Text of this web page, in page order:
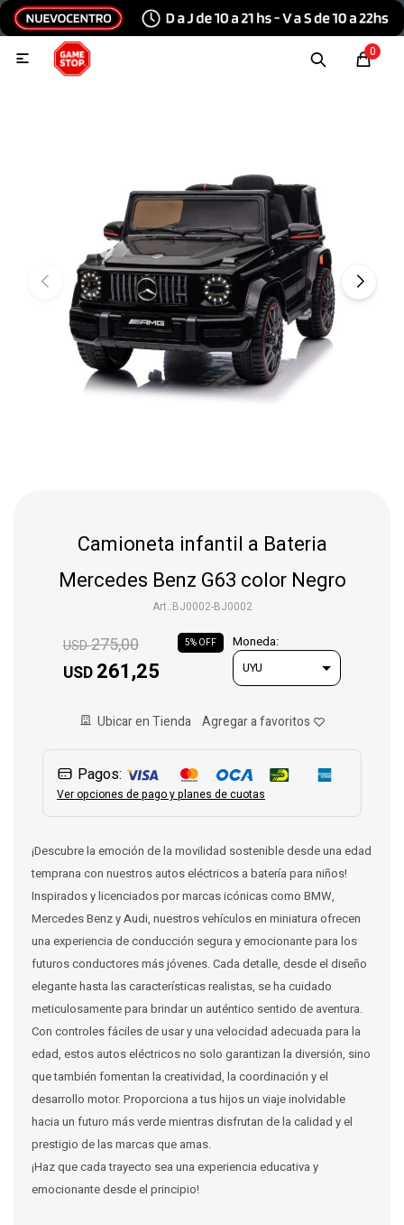
0

Camioneta infantil a Bateria
Mercedes Benz G63 color Negro
BJ0002-BJ0002
USD 261,25
USD275,00 5 Moneda:
Ubicar en Tienda
Pagos:
Ver opciones de pago y planes de cuotas
¡Descubre la emoción de la movilidad sostenible desde una edad
temprana con nuestros autos eléctricos a batería para niños!
Inspirados y licenciados por marcas icónicas como BMW,
Mercedes Benz y Audi, nuestros vehículos en miniatura ofrecen
una experiencia de conducción segura y emocionante para los
futuros conductores más jóvenes. Cada detalle, desde el diseño
elegante hasta las características realistas, se ha cuidado
meticulosamente para brindar un auténtico sentido de aventura.
Con controles fáciles de usar y una velocidad adecuada para la
edad, estos autos eléctricos no solo garantizan la diversión, sino
que también fomentan la creatividad, la coordinación y el
desarrollo motor. Proporciona a tus hijos un viaje inolvidable
hacia un futuro más verde mientras disfrutan de la calidad y el
prestigio de las marcas que amas.
¡Haz que cada trayecto sea una experiencia educativa y
emocionante desde el principio!
Audio y video
Conexiones
Consolas y videojuegos
Juguetes
Hogar